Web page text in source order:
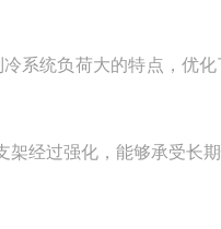
系统负荷大的特点，优
架经过强化，能够承受长